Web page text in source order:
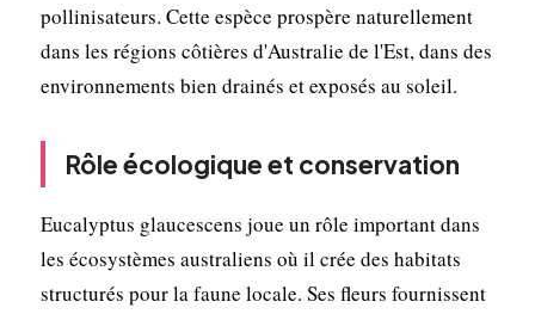
pollinisateurs. Cette espèce prospère naturellement
dans les régions côtières d'Australie de l'Est, dans des
environnements bien drainés et exposés au soleil.
Rôle écologique et conservation
Eucalyptus glaucescens joue un rôle important dans
les écosystèmes australiens où il crée des habitats
structurés pour la faune locale. Ses fleurs fournissent